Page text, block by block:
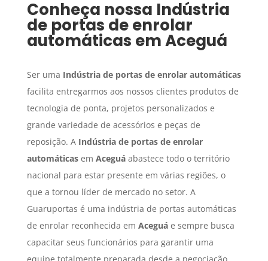
Conheça nossa Indústria
de portas de enrolar
automáticas emAceguá
Ser uma Indústria de portas de enrolar automáticas
facilita entregarmos aos nossos clientes produtos de
tecnologia de ponta, projetos personalizados e
grande variedade de acessórios e peças de
reposição. A Indústria de portas de enrolar
automáticasem Aceguáabastece todo o território
nacional para estar presente em várias regiões, o
que a tornou líder de mercado no setor. A
Guaruportas é uma indústria de portas automáticas
de enrolar reconhecida em Aceguáe sempre busca
capacitar seus funcionários para garantir uma
equipe totalmente preparada desde a negociação,